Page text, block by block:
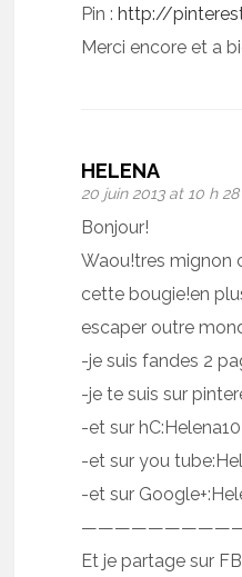
Pin :http://
Merci encore et a
HELENA
20 juin 2013 at 10 h
Bonjour!
Waou!tres mignon
cette bougie!en
escaper outre
-je suis fandes 2
-je te suis sur
-et sur hC:Helena10
-et sur you
-et sur
Et je partage sur